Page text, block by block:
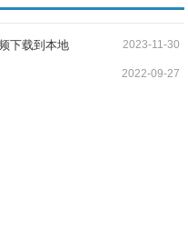
下载到本地 2023-11-30
2022-09-27